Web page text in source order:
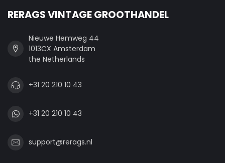
RERAGS VINTAGE GROOTHANDEL
Nieuwe Hemweg 44
1013CX Amsterdam
the Netherlands
+31 20 210 10 43
+31 20 210 10 43
support@rerags.nl